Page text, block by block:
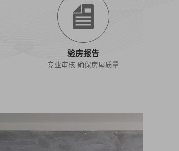
验房报告
专业审核 确保房屋质量